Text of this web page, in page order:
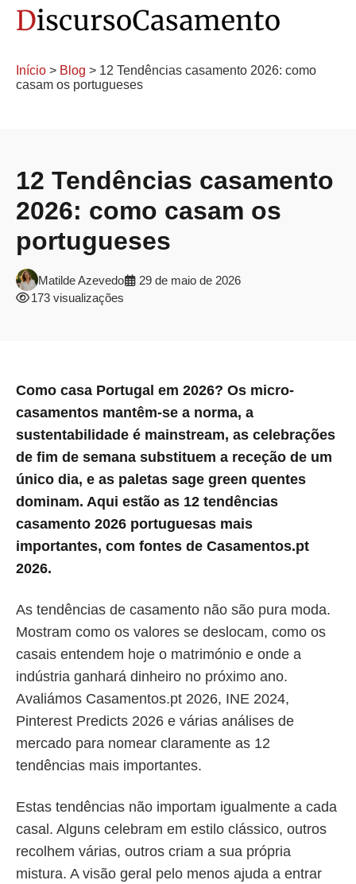
Início > Blog > 12 Tendências casamento 2026: como
casam os portugueses
12 Tendências casamento
2026: como casam os
portugueses
Matilde Azevedo
29 de maio de 2026
173 visualizações
Como casa Portugal em 2026? Os micro-
casamentos mantêm-se a norma, a
sustentabilidade é mainstream, as celebrações
de fim de semana substituem a receção de um
único dia, e as paletas sage green quentes
dominam. Aqui estão as 12 tendências
casamento 2026 portuguesas mais
importantes, com fontes de Casamentos.pt
2026.
As tendências de casamento não são pura moda.
Mostram como os valores se deslocam, como os
casais entendem hoje o matrimónio e onde a
indústria ganhará dinheiro no próximo ano.
Avaliámos Casamentos.pt 2026, INE 2024,
Pinterest Predicts 2026 e várias análises de
mercado para nomear claramente as 12
tendências mais importantes.
Estas tendências não importam igualmente a cada
casal. Alguns celebram em estilo clássico, outros
recolhem várias, outros criam a sua própria
mistura. A visão geral pelo menos ajuda a entrar